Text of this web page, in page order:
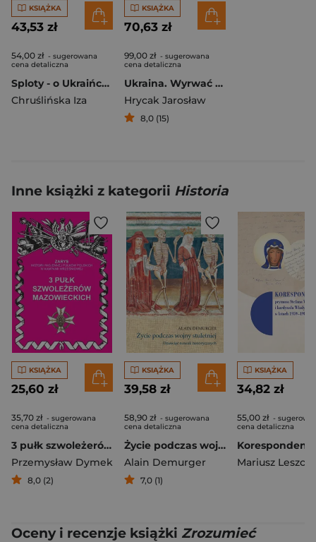
KSIĄŻKA
43,53 zł
54,00 zł - sugerowana
cena detaliczna
Sploty - o Ukraińcach z Polski. Rozmowy z Piotrem Tymą
Chruślińska Iza
KSIĄŻKA
70,63 zł
99,00 zł - sugerowana
cena detaliczna
Ukraina. Wyrwać się z przeszłości
Hrycak Jarosław
8,0 (15)
Inne książki z kategorii Historia
KSIĄŻKA
25,60 zł
35,70 zł - sugerowana
cena detaliczna
3 pułk szwoleżerów mazowieckich im. Jana Kozietulskiego
Przemysław Dymek
8,0 (2)
KSIĄŻKA
39,58 zł
58,90 zł - sugerowana
cena detaliczna
Życie podczas wojny stuletniej. Dziewięć noweli historycznych
Alain Demurger
7,0 (1)
KSIĄŻKA
34,82 zł
55,00 zł -
cena detaliczna
Mariusz
Oceny i recenzje książki Zrozumieć